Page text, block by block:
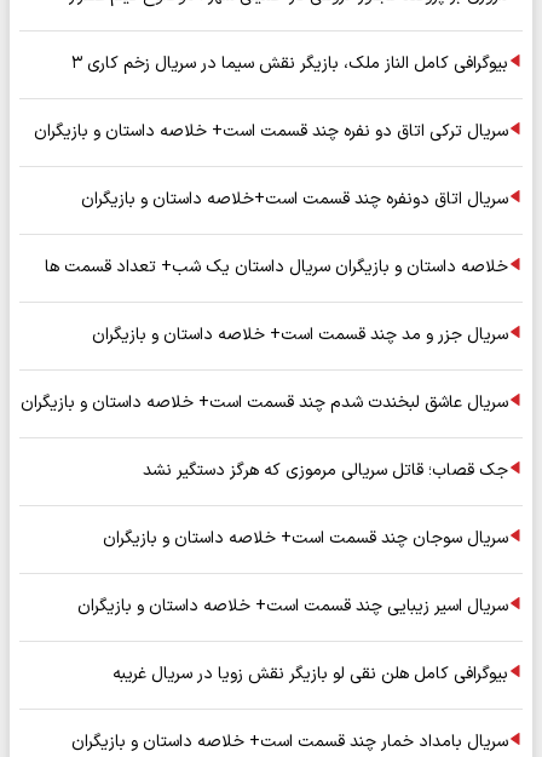
بیوگرافی کامل الناز ملک، بازیگر نقش سیما در سریال زخم کاری ۳
سریال ترکی اتاق دو نفره چند قسمت است+ خلاصه داستان و بازیگران
سریال اتاق دونفره چند قسمت است+خلاصه داستان و بازیگران
خلاصه داستان و بازیگران سریال داستان یک شب+ تعداد قسمت ها
سریال جزر و مد چند قسمت است+ خلاصه داستان و بازیگران
سریال عاشق لبخندت شدم چند قسمت است+ خلاصه داستان و بازیگران
جک قصاب؛ قاتل سریالی مرموزی که هرگز دستگیر نشد
سریال سوجان چند قسمت است+ خلاصه داستان و بازیگران
سریال اسیر زیبایی چند قسمت است+ خلاصه داستان و بازیگران
بیوگرافی کامل هلن نقی لو بازیگر نقش زویا در سریال غریبه
سریال بامداد خمار چند قسمت است+ خلاصه داستان و بازیگران